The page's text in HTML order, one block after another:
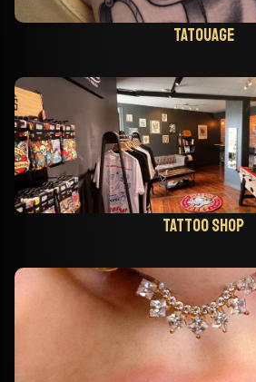
Tatouage
Tattoo shop